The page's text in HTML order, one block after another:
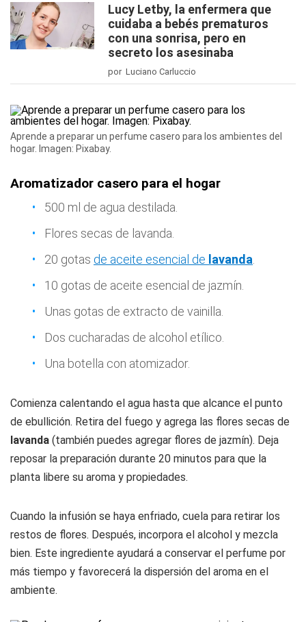
Lucy Letby, la enfermera que
cuidaba a bebés prematuros
con una sonrisa, pero en
secreto los asesinaba
por Luciano Carluccio
Aprende a preparar un perfume casero para los ambientes del
hogar. Imagen: Pixabay.
Aromatizador casero para el hogar
500 ml de agua destilada.
Flores secas de lavanda.
20 gotas de aceite esencial de lavanda
10 gotas de aceite esencial de jazmín.
Unas gotas de extracto de vainilla.
Dos cucharadas de alcohol etílico.
Una botella con atomizador.
Comienza calentando el agua hasta que alcance el punto
de ebullición. Retira del fuego y agrega las flores secas de
lavanda (también puedes agregar flores de jazmín). Deja
reposar la preparación durante 20 minutos para que la
planta libere su aroma y propiedades.
Cuando la infusión se haya enfriado, cuela para retirar los
restos de flores. Después, incorpora el alcohol y mezcla
bien. Este ingrediente ayudará a conservar el perfume por
más tiempo y favorecerá la dispersión del aroma en el
ambiente.